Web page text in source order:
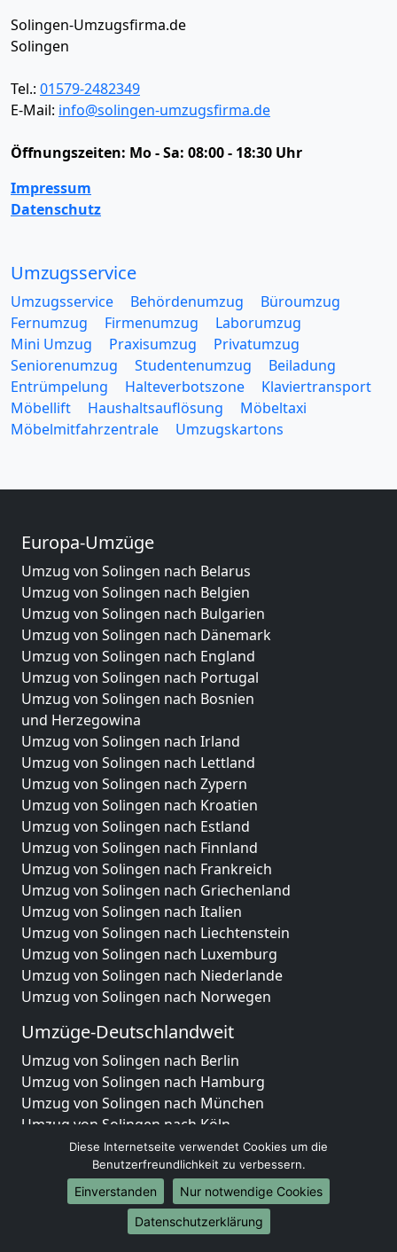
Solingen-Umzugsfirma.de
Solingen
Tel.: 01579-2482349
E-Mail: info@solingen-umzugsfirma.de
Öffnungszeiten: Mo - Sa: 08:00 - 18:30 Uhr
Impressum
Datenschutz
Umzugsservice
Umzugsservice Behördenumzug
Büroumzug
Fernumzug
Firmenumzug
Laborumzug
Mini Umzug
Praxisumzug
Privatumzug
Seniorenumzug
Studentenumzug
Beiladung
Entrümpelung
Halteverbotszone
Klaviertransport
Möbellift
Haushaltsauflösung
Möbeltaxi
Möbelmitfahrzentrale
Umzugskartons
Europa-Umzüge
Umzug von Solingen nach Belarus
Umzug von Solingen nach Belgien
Umzug von Solingen nach Bulgarien
Umzug von Solingen nach Dänemark
Umzug von Solingen nach England
Umzug von Solingen nach Portugal
Umzug von Solingen nach Bosnien
und Herzegowina
Umzug von Solingen nach Irland
Umzug von Solingen nach Lettland
Umzug von Solingen nach Zypern
Umzug von Solingen nach Kroatien
Umzug von Solingen nach Estland
Umzug von Solingen nach Finnland
Umzug von Solingen nach Frankreich
Umzug von Solingen nach Griechenland
Umzug von Solingen nach Italien
Umzug von Solingen nach Liechtenstein
Umzug von Solingen nach Luxemburg
Umzug von Solingen nach Niederlande
Umzug von Solingen nach Norwegen
Umzüge-Deutschlandweit
Umzug von Solingen nach Berlin
Umzug von Solingen nach Hamburg
Umzug von Solingen nach München
Umzug von Solingen nach Köln
Umzug von Solingen nach Frankfurt am Main
Umzug von Solingen nach Stuttgart
Umzug von Solingen nach Düsseldorf
Umzug von Solingen nach Leipzig
Umzug von Solingen nach Dortmund
Diese Internetseite verwendet Cookies um die
Benutzerfreundlichkeit zu verbessern.
Einverstanden
Nur notwendige Cookies
Datenschutzerklärung